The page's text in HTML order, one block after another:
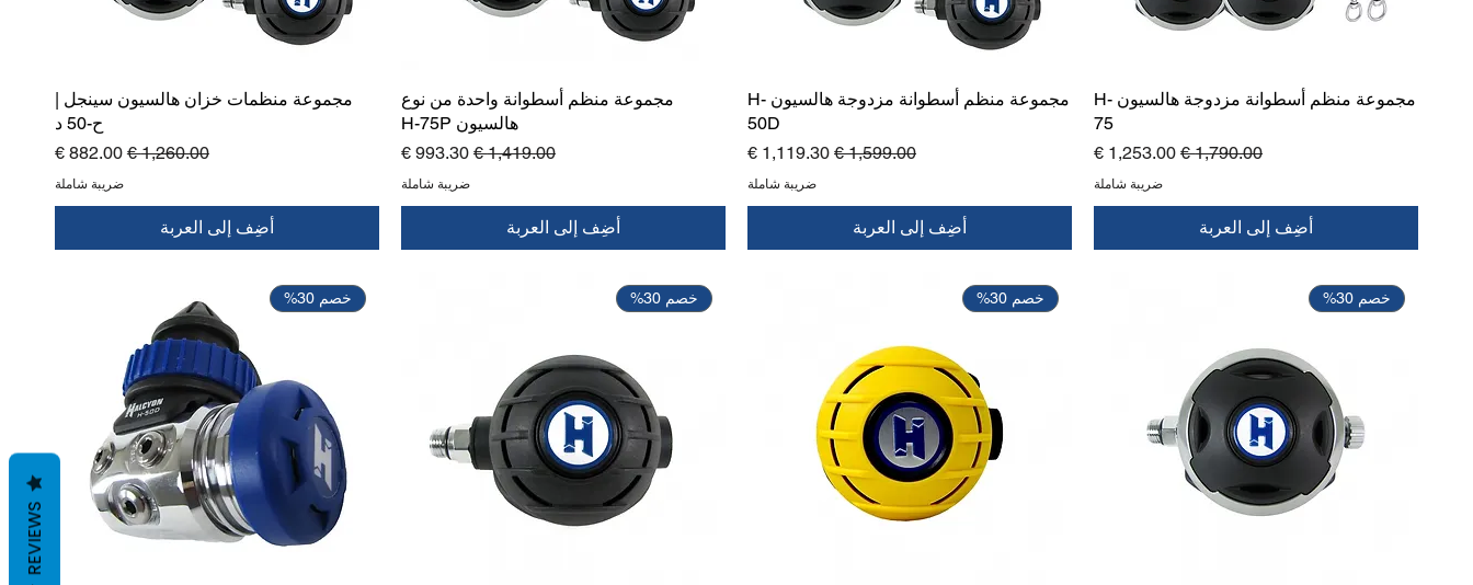
مجموعة منظم أسطوانة مزدوجة هالسيون H-
75
سعر عادي سعر البيع
ضريبة شاملة
أضِف إلى العربة
مجموعة منظم أسطوانة مزدوجة هالسيون H-
50D
سعر عادي سعر البيع
ضريبة شاملة
أضِف إلى العربة
مجموعة منظم أسطوانة واحدة من نوع
هالسيون H-75P
سعر عادي‏1,419.00 € سعر البيع‏993.30 €
ضريبة شاملة
أضِف إلى العربة
مجموعة منظمات خزان هالسيون سينجل |
ح-50 د
سعر عادي‏1,260.00 € سعر البيع‏882.00 €
ضريبة شاملة
أضِف إلى العربة
خصم 30% خصم 30% خصم 30% خصم 30%
REVIEWS